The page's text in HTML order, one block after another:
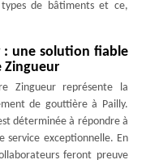
de bâtiments et ce,
: une solution fiable
Zingueur
Zingueur représente la
de gouttière à Pailly.
déterminée à répondre à
service exceptionnelle. En
feront preuve